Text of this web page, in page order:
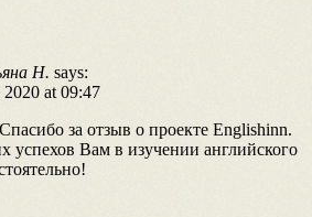
Н. says:
2020 at 09:47
за отзыв о проекте Englishinn.
успехов Вам в изучении английского